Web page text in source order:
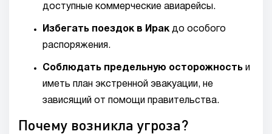
доступные коммерческие авиарейсы.
Избегать поездок в Иракдо особого
распоряжения.
Соблюдать предельную осторожность и
иметь план экстренной эвакуации, не
зависящий от помощи правительства.
Почему возникла угроза?